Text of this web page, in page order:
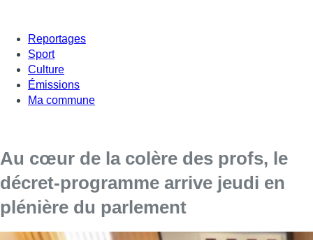
Reportages
Sport
Culture
Émissions
Ma commune
Au cœur de la colère des profs, le
décret-programme arrive jeudi en
plénière du parlement